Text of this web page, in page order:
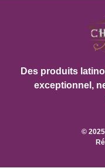
Des produits
exceptionnel,
©